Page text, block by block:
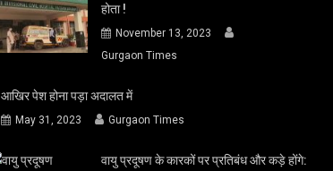
होता !
November 13, 2023
Gurgaon Times
आखिर पेश होना पड़ा अदालत में
May 31, 2023 Gurgaon Times
वायु प्रदूषण के कारकों पर प्रतिबंध और कड़े होंगे: